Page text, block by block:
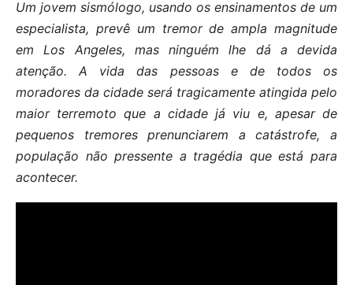
Um jovem sismólogo, usando os ensinamentos de um
especialista, prevê um tremor de ampla magnitude
em Los Angeles, mas ninguém lhe dá a devida
atenção. A vida das pessoas e de todos os
moradores da cidade será tragicamente atingida pelo
maior terremoto que a cidade já viu e, apesar de
pequenos tremores prenunciarem a catástrofe, a
população não pressente a tragédia que está para
acontecer.